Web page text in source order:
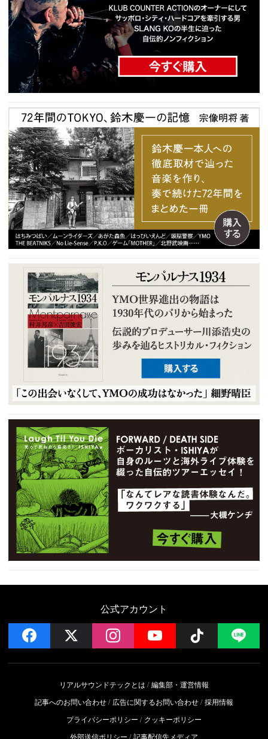
公式アカウント
facebook instagramYouTube Follow
リアルサウンドテックとは
編集部・運営情報
記事へのお問い合わせ
広告に関するお問い合わせ 採用情報
プライバシーポリシー
クッキーポリシー
外部送信ポリシー
記事配信先メディア